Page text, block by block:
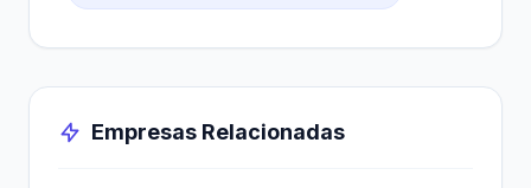
Empresas Relacionadas